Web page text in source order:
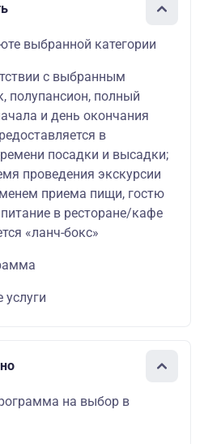
выбранной категории
с выбранным
полупансион, полный
и день окончания
в
посадки и высадки;
проведения экскурсии
приема пищи, гостю
в ресторане/кафе
«ланч-бокс»
на выбор в